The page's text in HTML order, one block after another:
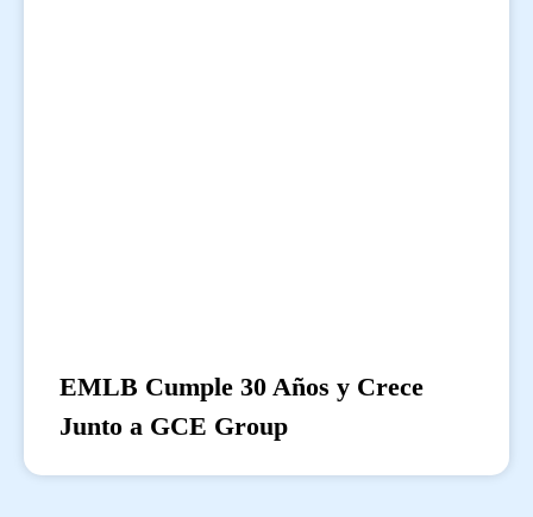
EMLB Cumple 30 Años y Crece
Junto a GCE Group